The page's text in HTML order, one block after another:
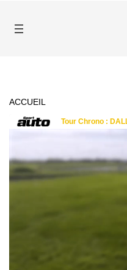
ACCUEIL